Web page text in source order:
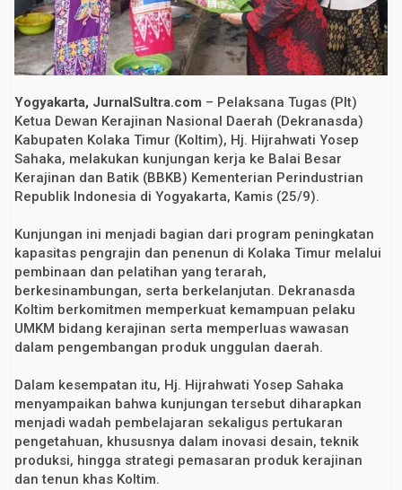
n
e
r
g
i
d
n
g
a
n
B
B
K
B
t
u
k
T
n
k
a
a
n
K
u
a
l
i
t
Yogyakarta, JurnalSultra.com – Pelaksana Tugas (Plt)
Ketua Dewan Kerajinan Nasional Daerah (Dekranasda)
Kabupaten Kolaka Timur (Koltim), Hj. Hijrahwati Yosep
Sahaka, melakukan kunjungan kerja ke Balai Besar
Kerajinan dan Batik (BBKB) Kementerian Perindustrian
Republik Indonesia di Yogyakarta, Kamis (25/9).
Kunjungan ini menjadi bagian dari program peningkatan
kapasitas pengrajin dan penenun di Kolaka Timur melalui
pembinaan dan pelatihan yang terarah,
berkesinambungan, serta berkelanjutan. Dekranasda
Koltim berkomitmen memperkuat kemampuan pelaku
UMKM bidang kerajinan serta memperluas wawasan
dalam pengembangan produk unggulan daerah.
Dalam kesempatan itu, Hj. Hijrahwati Yosep Sahaka
menyampaikan bahwa kunjungan tersebut diharapkan
menjadi wadah pembelajaran sekaligus pertukaran
pengetahuan, khususnya dalam inovasi desain, teknik
produksi, hingga strategi pemasaran produk kerajinan
dan tenun khas Koltim.